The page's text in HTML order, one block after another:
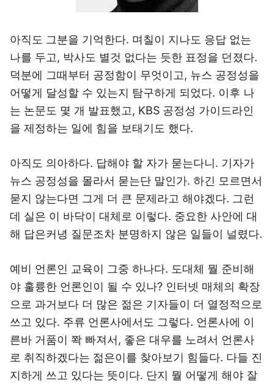
아직도 그분을 기억한다. 며칠이 지나도 응답 없는
나를 두고, 박사도 별것 없다는 듯한 표정을 던졌다.
덕분에 그때부터 공정함이 무엇이고, 뉴스 공정성을
어떻게 달성할 수 있는지 탐구하게 되었다. 이후 나
는 논문도 몇 개 발표했고, KBS 공정성 가이드라인
을 제정하는 일에 힘을 보태기도 했다.
아직도 의아하다. 답해야 할 자가 묻는다니. 기자가
뉴스 공정성을 몰라서 묻는단 말인가. 하긴 모르면서
묻지 않는다면 그게 더 큰 문제라고 해야겠다. 그런
데 실은 이 바닥이 대체로 이렇다. 중요한 사안에 대
해 답은커녕 질문조차 분명하지 않은 일들이 널렸다.
예비 언론인 교육이 그중 하나다. 도대체 뭘 준비해
야 훌륭한 언론인이 될 수 있나? 인터넷 매체의 확장
으로 과거보다 더 많은 젊은 기자들이 더 열정적으로
쓰고 있다. 주류 언론사에서도 그렇다. 언론사에 이
른바 거품이 쫙 빠져서, 좋은 대우를 노려서 언론사
로 취직하겠다는 젊은이를 찾아보기 힘들다. 다들 진
지하게 쓰고 있다는 뜻이다. 단지 뭘 어떻게 해야 잘